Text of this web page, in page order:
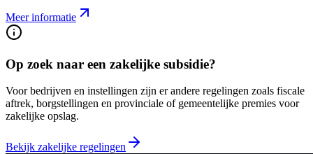
Meer informatie
Op zoek naar een zakelijke subsidie?
Voor bedrijven en instellingen zijn er andere regelingen zoals fiscale
aftrek, borgstellingen en provinciale of gemeentelijke premies voor
zakelijke opslag.
Bekijk zakelijke regelingen